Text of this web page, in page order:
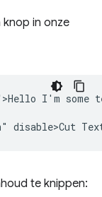
in onze
I'm some
te knippen: